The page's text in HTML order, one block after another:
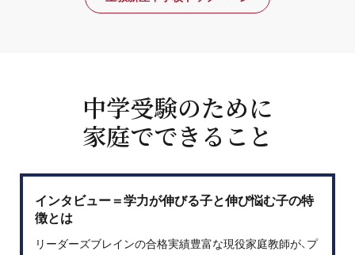
中学受験のために
家庭でできること
インタビュー＝学力が伸びる子と伸び悩む子の特
徴とは
リーダーズブレインの合格実績豊富な現役家庭教師が、プ